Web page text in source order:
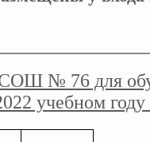
№ 76 для
учебном